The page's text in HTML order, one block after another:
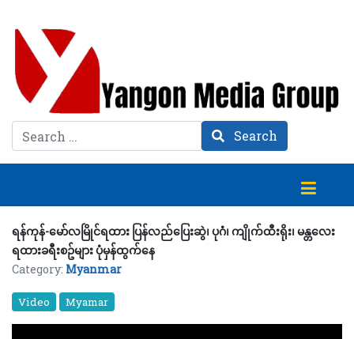
Search Search
ရန်ကုန်-မော်လမြိုင်ရထား ပြန်‌လည်ပြေးဆွဲ၊ ပုဂံ၊ ကျိုက်ထီးရိုး၊ မန္တလေး
ရထားခရီးစဥ်များ ပုံမှန်ထွက်နေ
Category: Myanmar
Video Myamar